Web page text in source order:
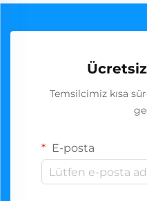
Temsilcimiz kısa
E-posta